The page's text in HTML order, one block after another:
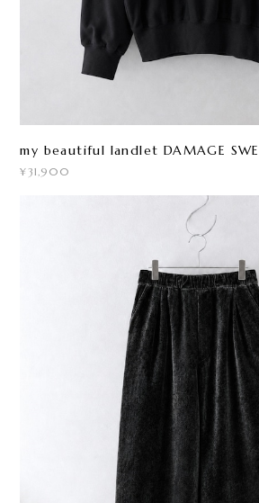
my beautiful landlet DAMAGE
¥31,900